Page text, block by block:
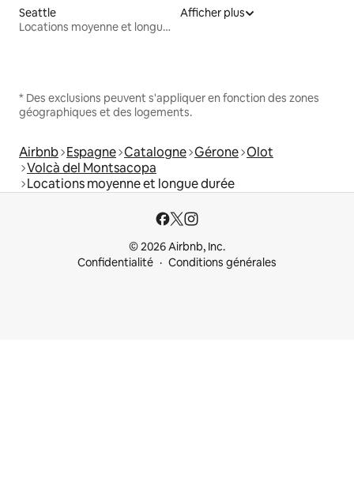
Seattle
Locations moyenne et longue durée
Afficher plus
* Des exclusions peuvent s'appliquer en fonction des zones
géographiques et des logements.
Airbnb Espagne Catalogne Gérone Olot
Volcà del Montsacopa
Locations moyenne et longue durée
© 2026 Airbnb, Inc.
Confidentialité
Conditions générales